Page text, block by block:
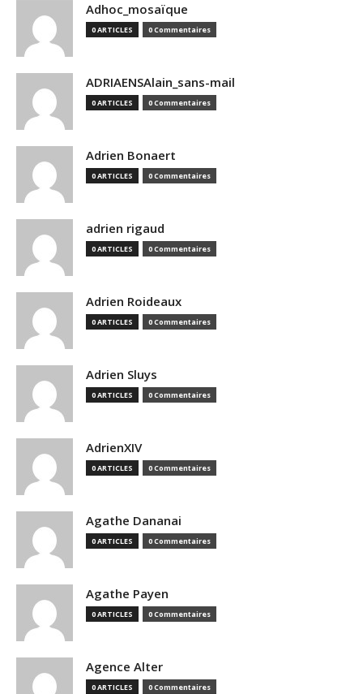
Adhoc_mosaïque
0 ARTICLES 0 Commentaires
ADRIAENSAlain_sans-mail
0 ARTICLES 0 Commentaires
Adrien Bonaert
0 ARTICLES 0 Commentaires
adrien rigaud
0 ARTICLES 0 Commentaires
Adrien Roideaux
0 ARTICLES 0 Commentaires
Adrien Sluys
0 ARTICLES 0 Commentaires
AdrienXIV
0 ARTICLES 0 Commentaires
Agathe Dananai
0 ARTICLES 0 Commentaires
Agathe Payen
0 ARTICLES 0 Commentaires
Agence Alter
0 ARTICLES 0 Commentaires